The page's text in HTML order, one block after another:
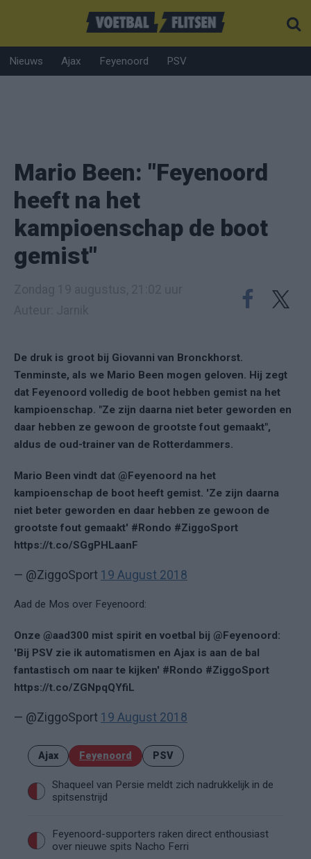
Nieuws Ajax Feyenoord PSV
Mario Been: "Feyenoord
heeft na het
kampioenschap de boot
gemist"
De druk is groot bij Giovanni van Bronckhorst.
Tenminste, als we Mario Been mogen geloven. Hij zegt
dat Feyenoord volledig de boot hebben gemist na het
kampioenschap. "Ze zijn daarna niet beter geworden en
daar hebben ze gewoon de grootste fout gemaakt",
aldus de oud-trainer van de Rotterdammers.
Mario Been vindt dat @Feyenoord na het
kampioenschap de boot heeft gemist. 'Ze zijn daarna
niet beter geworden en daar hebben ze gewoon de
grootste fout gemaakt' #Rondo #ZiggoSport
https://t.co/SGgPHLaanF
— @ZiggoSport 19 August 2018
Aad de Mos over Feyenoord:
Onze @aad300 mist spirit en voetbal bij @Feyenoord:
'Bij PSV zie ik automatismen en Ajax is aan de bal
fantastisch om naar te kijken' #Rondo #ZiggoSport
https://t.co/ZGNpqQYfiL
— @ZiggoSport 19 August 2018
Ajax Feyenoord PSV
Shaqueel van Persie meldt zich nadrukkelijk in de
spitsenstrijd
Feyenoord-supporters raken direct enthousiast
over nieuwe spits Nacho Ferri